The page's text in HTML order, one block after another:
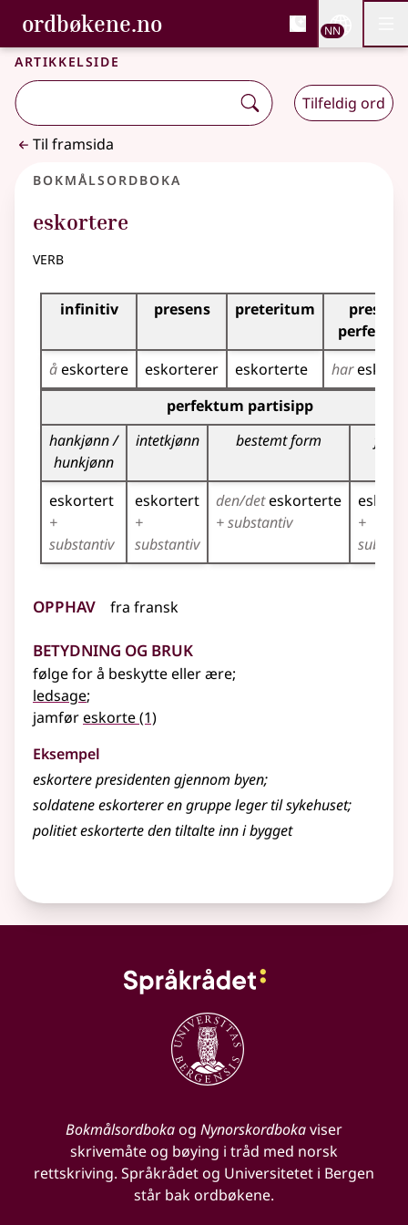
Gå til hovudinnhald
Tilgjenge
ordbøkene.no, Bokmålsordboka og
Bokmålsordboka og Nynorskordboka
NN
Artikkelside
Tilfeldig ord
Til framsida
Bokmålsordboka
eskortere
verb
Bøyingstabell for dette verbet
infinitiv presens preteritum
presens
åeskortere eskorterer eskorterte har
Bøyingstabell for dette verbet (partisippformer)
perfektum partisipp
hankjønn /
hunkjønn
intetkjønn bestemt form
eskortert
+
substantiv
eskortert
+
substantiv
den/deteskorterte
+ substantiv
+
Opphav fra fransk
Betydning og bruk
følge for å beskytte eller ære;
ledsage;
jamføreskorte(1)
Eksempel
eskortere presidenten gjennom byen;
soldatene eskorterer en gruppe leger til sykehuset;
politiet eskorterte den tiltalte inn i bygget
Bokmålsordbokaog Nynorskordbokaviser
skrivemåte og bøying i tråd med norsk
rettskriving. Språkrådet og Universitetet i Bergen
står bak ordbøkene.